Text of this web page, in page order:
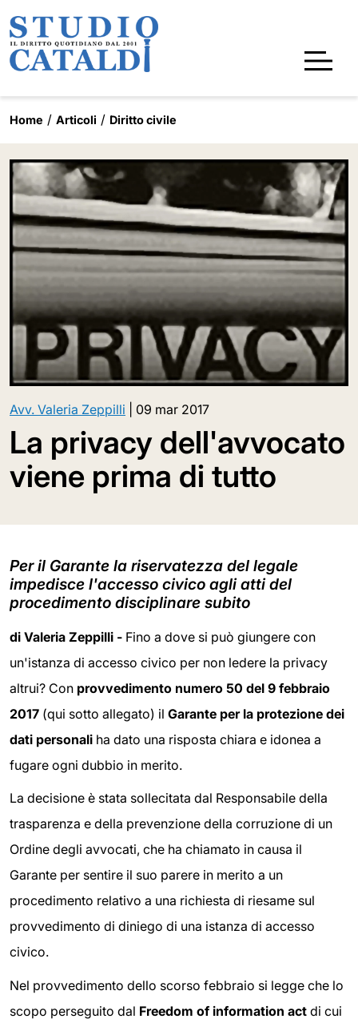
Home Articoli Diritto civile
Avv. Valeria Zeppilli 09 mar 2017
La privacy dell'avvocato
viene prima di tutto
Per il Garante la riservatezza del legale
impedisce l'accesso civico agli atti del
procedimento disciplinare subito
di Valeria Zeppilli - Fino a dove si può giungere con
un'istanza di accesso civico per non ledere la privacy
altrui? Con provvedimento numero 50 del 9 febbraio
2017 (qui sotto allegato) il Garante per la protezione dei
dati personali ha dato una risposta chiara e idonea a
fugare ogni dubbio in merito.
La decisione è stata sollecitata dal Responsabile della
trasparenza e della prevenzione della corruzione di un
Ordine degli avvocati, che ha chiamato in causa il
Garante per sentire il suo parere in merito a un
procedimento relativo a una richiesta di riesame sul
provvedimento di diniego di una istanza di accesso
civico.
Nel provvedimento dello scorso febbraio si legge che lo
scopo perseguito dal Freedom of information act di cui